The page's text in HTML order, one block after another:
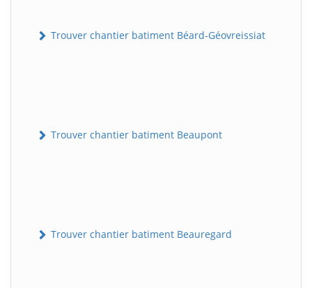
Trouver chantier batiment Béard-Géovreissiat
Trouver chantier batiment Beaupont
Trouver chantier batiment Beauregard